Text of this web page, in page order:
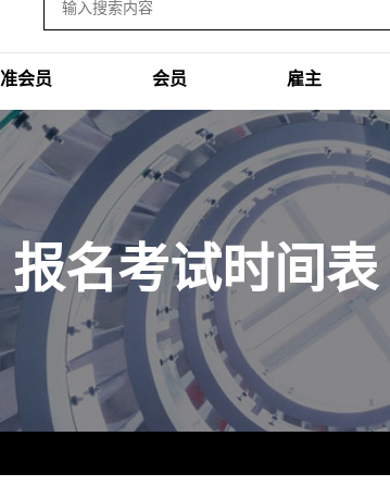
准会员 会员 雇主
报名考试时间表